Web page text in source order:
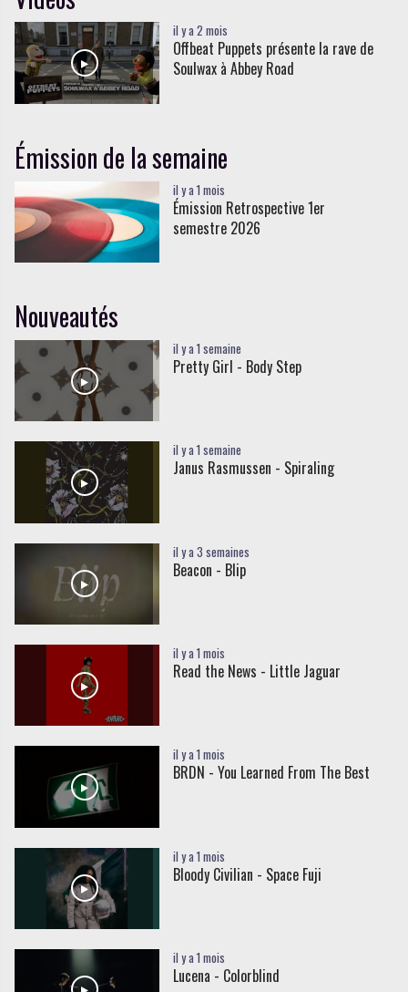
il y a 2 mois
Offbeat Puppets présente la rave de
Soulwax à Abbey Road
Émission de la semaine
il y a 1 mois
Émission Retrospective 1er
semestre 2026
Nouveautés
il y a 1 semaine
Pretty Girl - Body Step
il y a 1 semaine
Janus Rasmussen - Spiraling
il y a 3 semaines
Beacon - Blip
il y a 1 mois
Read the News - Little Jaguar
il y a 1 mois
BRDN - You Learned From The Best
il y a 1 mois
Bloody Civilian - Space Fuji
il y a 1 mois
Lucena - Colorblind